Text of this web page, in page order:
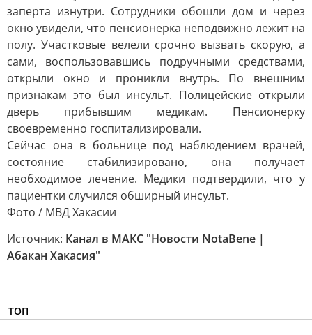
заперта изнутри. Сотрудники обошли дом и через
окно увидели, что пенсионерка неподвижно лежит на
полу. Участковые велели срочно вызвать скорую, а
сами, воспользовавшись подручными средствами,
открыли окно и проникли внутрь. По внешним
признакам это был инсульт. Полицейские открыли
дверь прибывшим медикам. Пенсионерку
своевременно госпитализировали.
Сейчас она в больнице под наблюдением врачей,
состояние стабилизировано, она получает
необходимое лечение. Медики подтвердили, что у
пациентки случился обширный инсульт.
Фото / МВД Хакасии
Источник: Канал в МАКС "Новости NotaBene |
Абакан Хакасия"
ТОП